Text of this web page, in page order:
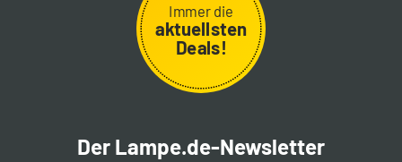
Immer die
aktuellsten
Deals!
Der Lampe.de-Newsletter